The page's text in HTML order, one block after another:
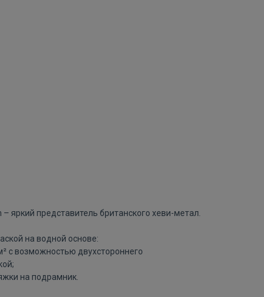
яркий представитель британского хеви-метал.
на водной основе:
с возможностью двухстороннего
на подрамник.